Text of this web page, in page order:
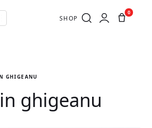
SHOP
0
GHIGEANU
ghigeanu